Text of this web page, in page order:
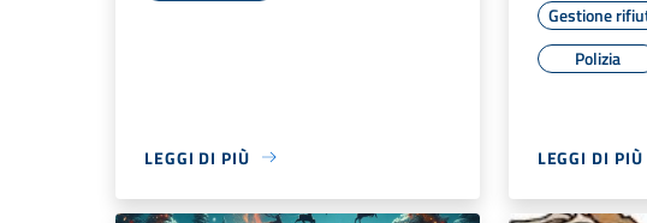
LEGGI DI PIÙ
Gestione
Polizia
LEGGI DI PIÙ